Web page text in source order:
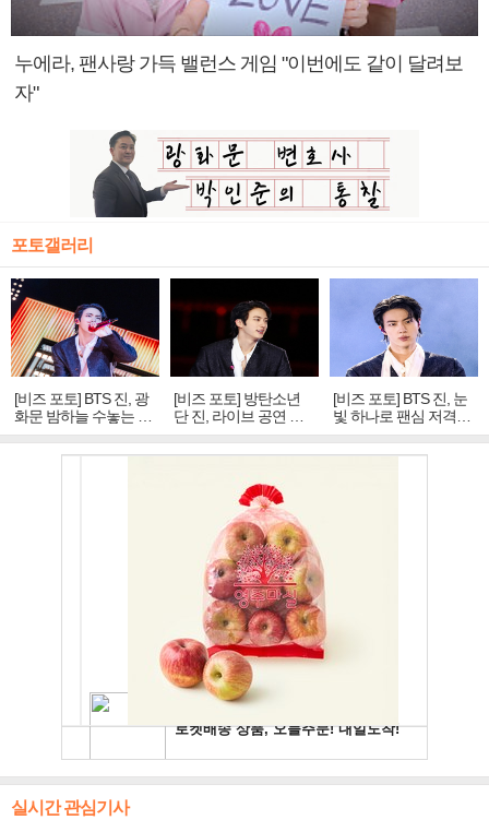
누에라, 팬사랑 가득 밸런스 게임 "이번에도 같이 달려보
자"
포토갤러리
[비즈 포토] BTS 진, 광
화문 밤하늘 수놓는 '비
주얼 킹'의 열창
[비즈 포토] 방탄소년
단 진, 라이브 공연 중
빛나는 독보적 아우라
[비즈 포토] BTS 진, 눈
빛 하나로 팬심 저격…
독보적 카리스마
실시간 관심기사